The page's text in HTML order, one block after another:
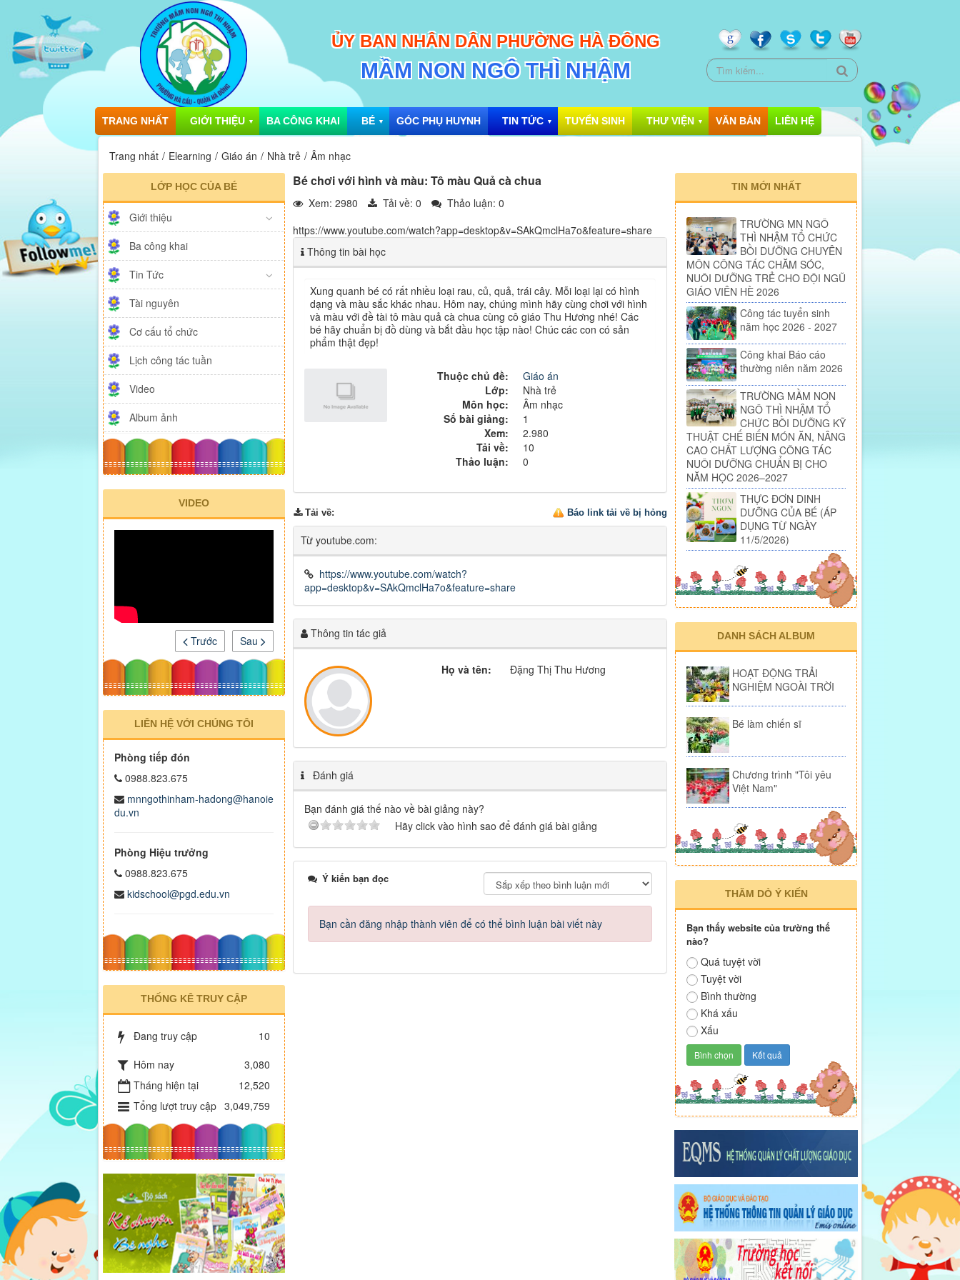
ỦY BAN NHÂN DÂN PHƯỜNG HÀ ĐÔNG
MẦM NON NGÔ THÌ NHẬM
TRANG NHẤT GIỚI THIỆU ▼ BA CÔNG KHAI BÉ ▼ GÓC PHỤ HUYNH TIN TỨC ▼ TUYỂN SINH THƯ VIỆN ▼ VĂN BẢN LIÊN HỆ
Trang nhất Elearning Giáo án Nhà trẻ Âm nhạc
Bé chơi với hình và màu: Tô màu Quả cà chua
Xem: 2980 Tải về: 0
Thảo luận: 0
https://www.youtube.com/watch?app=desktop&v=SAkQmclHa7o&feature=share
Thông tin bài học
Xung quanh bé có rất nhiều loại rau, củ, quả, trái cây. Mỗi loại lại có hình
dạng và màu sắc khác nhau. Hôm nay, chúng mình hãy cùng chơi với hình
và màu với đề tài tô màu quả cà chua cùng cô giáo Thu Hương nhé! Các
bé hãy chuẩn bị đồ dùng và bắt đầu học tập nào! Chúc các con có sản
phẩm thật đẹp!
Thuộc chủ đề:
Giáo án
Lớp:
Nhà trẻ
Môn học:
Âm nhạc
Số bài giảng:
1
Xem:
2.980
Tải về:
10
Thảo luận:
0
Báo link tải về bị hỏng
Tải về:
Từ youtube.com:
https://www.youtube.com/watch?
app=desktop&v=SAkQmclHa7o&feature=share
Thông tin tác giả
Họ và tên: Đặng Thị Thu Hương
Đánh giá
Bạn đánh giá thế nào về bài giảng này?
Hãy click vào hình sao để đánh giá bài giảng
Ý kiến bạn đọc
Bạn cần đăng nhập thành viên để có thể bình luận bài viết này
TIN MỚI NHẤT
TRƯỜNG MN NGÔ
THÌ NHẬM TỔ CHỨC
BỒI DƯỠNG CHUYÊN
MÔN CÔNG TÁC CHĂM SÓC,
NUÔI DƯỠNG TRẺ CHO ĐỘI NGŨ
GIÁO VIÊN HÈ 2026
Công tác tuyển sinh
năm học 2026 - 2027
Công khai Báo cáo
thường niên năm 2026
TRƯỜNG MẦM NON
NGÔ THÌ NHẬM TỔ
CHỨC BỒI DƯỠNG KỸ
THUẬT CHẾ BIẾN MÓN ĂN, NÂNG
CAO CHẤT LƯỢNG CÔNG TÁC
NUÔI DƯỠNG CHUẨN BỊ CHO
NĂM HỌC 2026–2027
THỰC ĐƠN DINH
DƯỠNG CỦA BÉ (ÁP
DỤNG TỪ NGÀY
11/5/2026)
DANH SÁCH ALBUM
HOẠT ĐỘNG TRẢI
NGHIỆM NGOÀI TRỜI
Bé làm chiến sĩ
Chương trình "Tôi yêu
Việt Nam"
THĂM DÒ Ý KIẾN
Bạn thấy website của trường thế
nào?
Quá tuyệt vời
Tuyệt vời
Bình thường
Khá xấu
Xấu
LỚP HỌC CỦA BÉ
Giới thiệu
Ba công khai
Tin Tức
Tài nguyên
Cơ cấu tổ chức
Lịch công tác tuần
Video
Album ảnh
VIDEO
Sau
Trước
LIÊN HỆ VỚI CHÚNG TÔI
Phòng tiếp đón
0988.823.675
mnngothinham-hadong@hanoie
du.vn
Phòng Hiệu trưởng
0988.823.675
kidschool@pgd.edu.vn
THỐNG KÊ TRUY CẬP
Đang truy cập
10
Hôm nay
3,080
Tháng hiện tại
12,520
Tổng lượt truy cập 3,049,759